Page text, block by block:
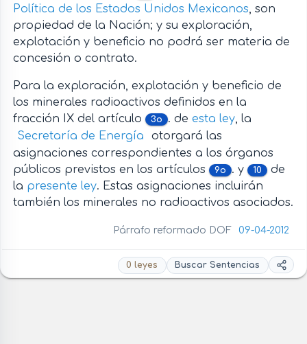
Política de los Estados Unidos Mexicanos , son
propiedad de la Nación; y su exploración,
explotación y beneficio no podrá ser materia de
concesión o contrato.
Para la exploración, explotación y beneficio de
los minerales radioactivos definidos en la
fracción IX del artículo
3o . de esta ley, la
Secretaría de Energía
otorgará las
asignaciones correspondientes a los órganos
públicos previstos en los artículos
9o . y 10
de
la presente ley. Estas asignaciones incluirán
también los minerales no radioactivos asociados.
Párrafo reformado DOF 09-04-2012
0 leyes Buscar Sentencias